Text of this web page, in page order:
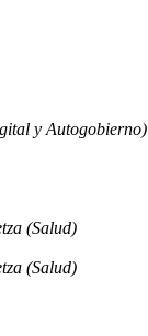
y Autogobierno)
(Salud)
(Salud)